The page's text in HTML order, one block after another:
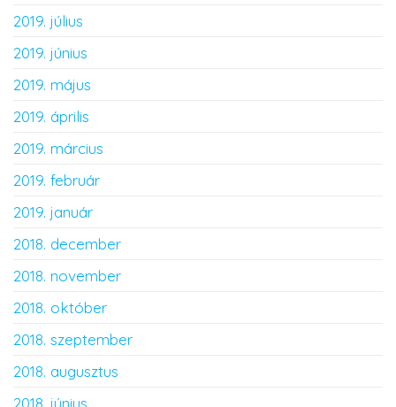
2019. július
2019. június
2019. május
2019. április
2019. március
2019. február
2019. január
2018. december
2018. november
2018. október
2018. szeptember
2018. augusztus
2018. június